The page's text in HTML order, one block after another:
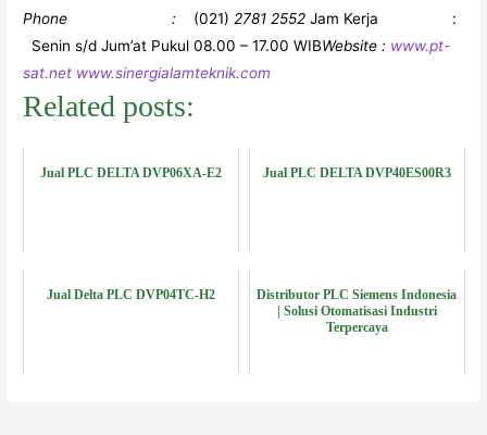
Phone : (021) 2781 2552Jam Kerja :
Senin s/d Jum’at Pukul 08.00 – 17.00 WIBWebsite : www.pt-
sat.net www.sinergialamteknik.com
Related posts:
Jual PLC DELTA DVP06XA-E2 Jual PLC DELTA DVP40ES00R3
Jual Delta PLC DVP04TC-H2
Distributor PLC Siemens Indonesia
| Solusi Otomatisasi Industri
Terpercaya